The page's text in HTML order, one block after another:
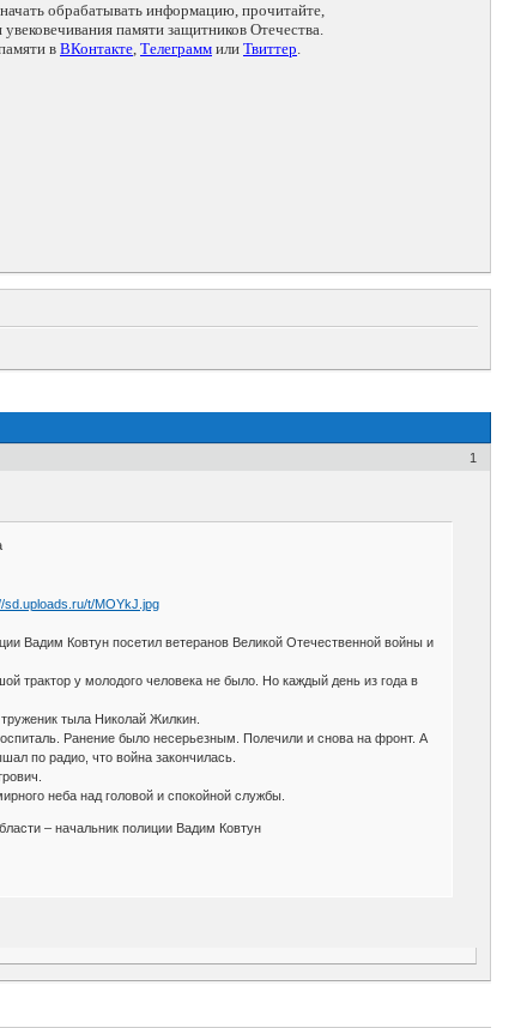
обрабатывать информацию, прочитайте,
памяти защитников Отечества.
в ВКонтакте, Телеграмм или Твиттер.
1
Вадим Ковтун посетил ветеранов Великой Отечественной войны и
трактор у молодого человека не было. Но каждый день из года в
тыла Николай Жилкин.
Ранение было несерьезным. Полечили и снова на фронт. А
по радио, что война закончилась.
неба над головой и спокойной службы.
– начальник полиции Вадим Ковтун